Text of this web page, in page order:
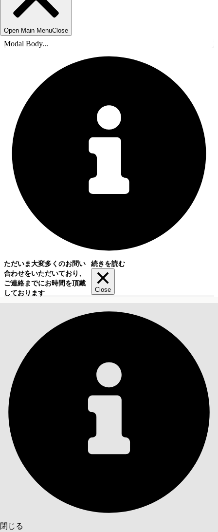
Open Main MenuClose
Modal Body...
ただいま大変多くのお問い
合わせをいただいており、
ご連絡までにお時間を頂戴
しております
続きを読む
Close
閉じる
目次